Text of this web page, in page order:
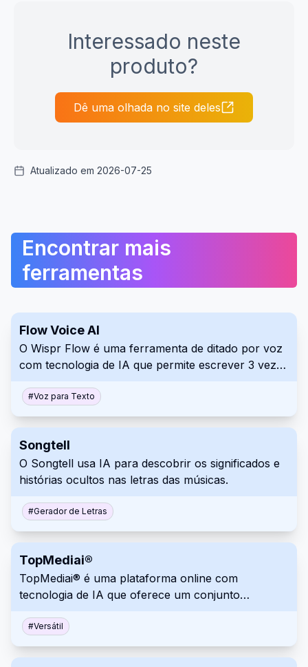
Interessado neste
produto?
Dê uma olhada no site deles
Atualizado em 2026-07-25
Encontrar mais
ferramentas
Flow Voice AI
O Wispr Flow é uma ferramenta de ditado por voz
com tecnologia de IA que permite escrever 3 vezes
recursos como edições automáticas,
reconhecimento de contexto e suporte para mais
#Voz para Texto
Songtell
O Songtell usa IA para descobrir os significados e
histórias ocultos nas letras das músicas.
#Gerador de Letras
TopMediai®
TopMediai® é uma plataforma online com
tecnologia de IA que oferece um conjunto
foto e vídeo, incluindo conversão de texto em fala,
clonagem de voz, geração de música com IA e
#Versátil